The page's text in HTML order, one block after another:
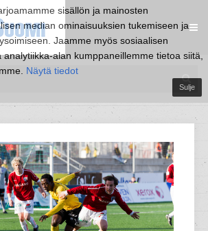
sisällön ja mainosten
median ominaisuuksien tukemiseen ja
Jaamme myös sosiaalisen
alan kumppaneillemme tietoa siitä,
Näytä tiedot
Sulje